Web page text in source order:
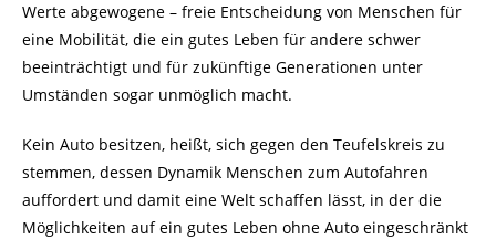
Werte abgewogene – freie Entscheidung von Menschen für
eine Mobilität, die ein gutes Leben für andere schwer
beeinträchtigt und für zukünftige Generationen unter
Umständen sogar unmöglich macht.
Kein Auto besitzen, heißt, sich gegen den Teufelskreis zu
stemmen, dessen Dynamik Menschen zum Autofahren
auffordert und damit eine Welt schaffen lässt, in der die
Möglichkeiten auf ein gutes Leben ohne Auto eingeschränkt